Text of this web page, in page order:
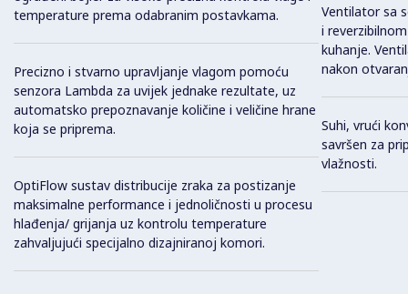
temperature prema odabranim postavkama.
Precizno i stvarno upravljanje vlagom pomoću
senzora Lambda za uvijek jednake rezultate, uz
automatsko prepoznavanje količine i veličine hrane
koja se priprema.
OptiFlow sustav distribucije zraka za postizanje
maksimalne performance i jednoličnosti u procesu
hlađenja/ grijanja uz kontrolu temperature
zahvaljujući specijalno dizajniranoj komori.
Ventilator sa
i
kuhanje.
nakon
Suhi, vrući
savršen za
vlažnosti.